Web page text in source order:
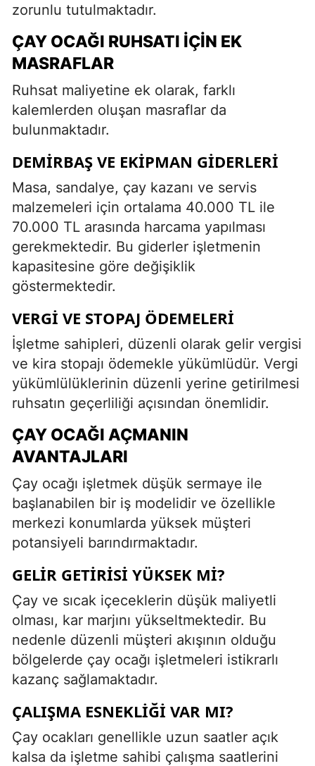
zorunlu tutulmaktadır.
ÇAY OCAĞI RUHSATI İÇIN EK
MASRAFLAR
Ruhsat maliyetine ek olarak, farklı
kalemlerden oluşan masraflar da
bulunmaktadır.
DEMIRBAŞ VE EKIPMAN GIDERLERI
Masa, sandalye, çay kazanı ve servis
malzemeleri için ortalama 40.000 TL ile
70.000 TL arasında harcama yapılması
gerekmektedir. Bu giderler işletmenin
kapasitesine göre değişiklik
göstermektedir.
VERGI VE STOPAJ ÖDEMELERI
İşletme sahipleri, düzenli olarak gelir vergisi
ve kira stopajı ödemekle yükümlüdür. Vergi
yükümlülüklerinin düzenli yerine getirilmesi
ruhsatın geçerliliği açısından önemlidir.
ÇAY OCAĞI AÇMANIN
AVANTAJLARI
Çay ocağı işletmek düşük sermaye ile
başlanabilen bir iş modelidir ve özellikle
merkezi konumlarda yüksek müşteri
potansiyeli barındırmaktadır.
GELIR GETIRISI YÜKSEK MI?
Çay ve sıcak içeceklerin düşük maliyetli
olması, kar marjını yükseltmektedir. Bu
nedenle düzenli müşteri akışının olduğu
bölgelerde çay ocağı işletmeleri istikrarlı
kazanç sağlamaktadır.
ÇALIŞMA ESNEKLIĞI VAR MI?
Çay ocakları genellikle uzun saatler açık
kalsa da işletme sahibi çalışma saatlerini